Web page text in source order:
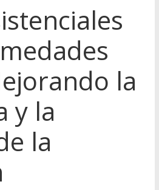
la
y la
la